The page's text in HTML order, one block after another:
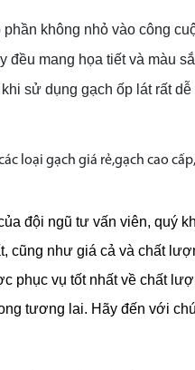
không nhỏ vào công
mang họa tiết và màu
sử dụng gạch ốp lát rất dễ
loại gạch giá rẻ,gạch cao
đội ngũ tư vấn viên, quý
cũng như giá cả và chất
phục vụ tốt nhất về chất
tương lai. Hãy đến với